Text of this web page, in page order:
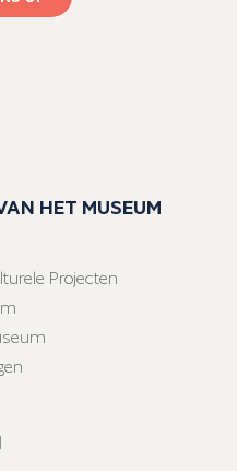
HET MUSEUM
Projecten